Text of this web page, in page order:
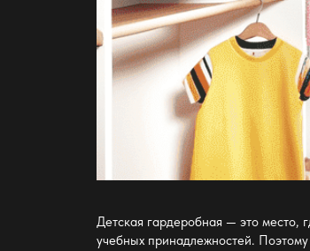
Детская гардеробная — это место,
учебных принадлежностей.